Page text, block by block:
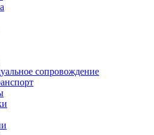
сопровождение